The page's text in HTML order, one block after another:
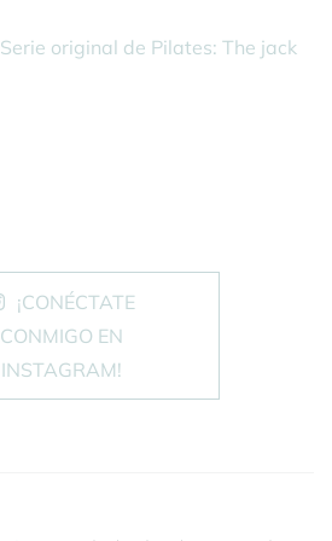
Serie original de Pilates: The jack
¡CONÉCTATE
CONMIGO EN
INSTAGRAM!